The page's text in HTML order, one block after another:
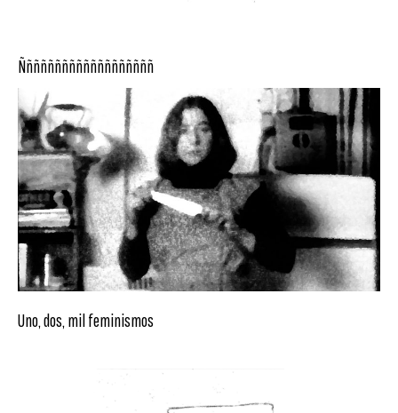
Ñññññññññññññññññññ
Uno, dos, mil feminismos